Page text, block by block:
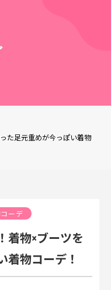
た足元重めが今っぽい着物
ーデ
着物×ブーツを
着物コーデ！